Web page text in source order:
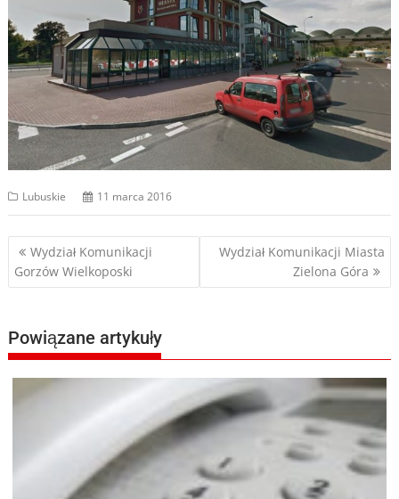
Lubuskie 11 marca 2016
Nawigacja
wpisu
Wydział Komunikacji
Gorzów Wielkoposki
Wydział Komunikacji Miasta
Zielona Góra
Powiązane artykuły